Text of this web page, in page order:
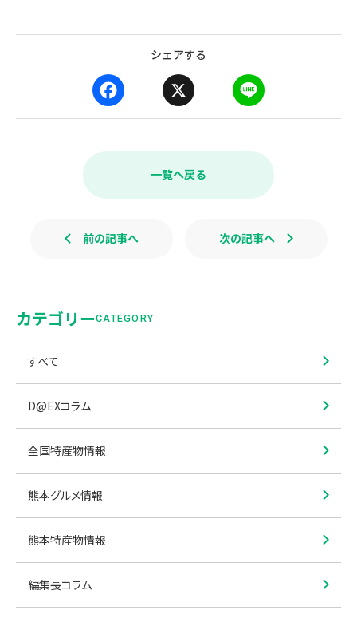
シェアする
a
e
k
i
e
一覧へ戻る
前の記事へ 次の記事へ
カテゴリーCATEGORY
すべて
D@EXコラム
全国特産物情報
熊本グルメ情報
熊本特産物情報
編集長コラム